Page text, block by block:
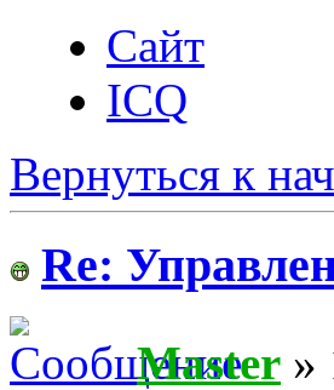
Сайт
ICQ
Вернуться к
Re:
Master »